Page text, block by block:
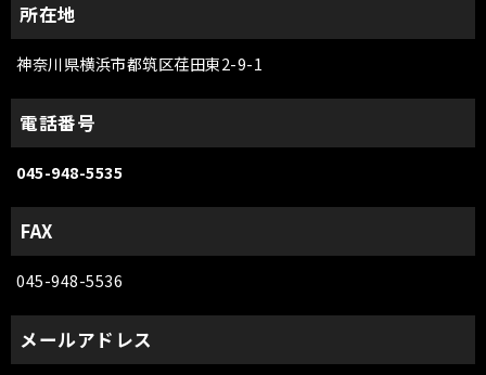
所在地
神奈川県横浜市都筑区荏田東2-9-1
電話番号
045-948-5535
FAX
045-948-5536
メールアドレス